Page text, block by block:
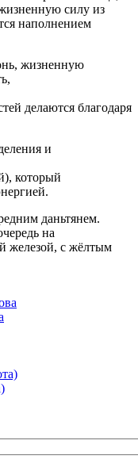
силу из
наполнением
жизненную
делаются благодаря
и
который
даньтянем.
на
железой, с жёлтым